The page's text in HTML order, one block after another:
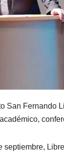
San Fernando